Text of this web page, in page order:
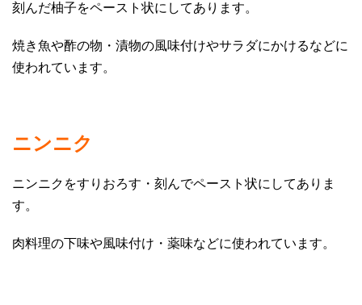
刻んだ柚子をペースト状にしてあります。
焼き魚や酢の物・漬物の風味付けやサラダにかけるなどに
使われています。
ニンニク
ニンニクをすりおろす・刻んでペースト状にしてありま
す。
肉料理の下味や風味付け・薬味などに使われています。